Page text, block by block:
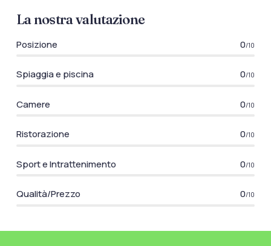
La nostra valutazione
Posizione 0/10
Spiaggia e piscina 0/10
Camere 0/10
Ristorazione 0/10
Sport e Intrattenimento 0/10
Qualità/Prezzo 0/10